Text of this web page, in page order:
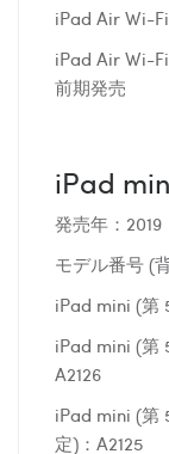
iPad Air Wi-
iPad Air Wi-
前期発売
iPad
発売年：2019
モデル番号 (
iPad mini (第
iPad mini (第
A2126
iPad mini (第
定)：A2125